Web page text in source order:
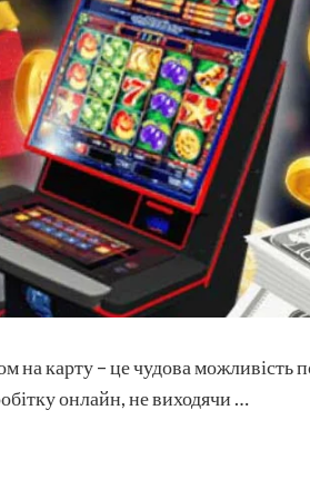
на карту – це чудова
онлайн, не виходячи …